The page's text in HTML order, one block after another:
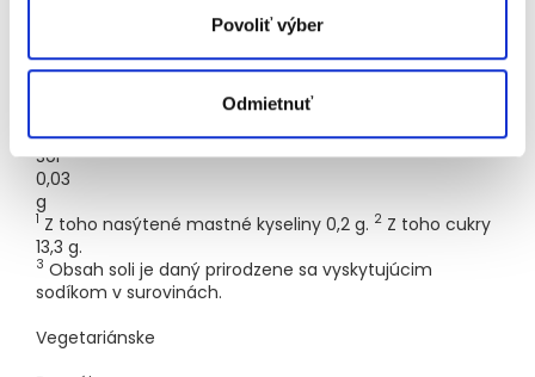
Povoliť výber
Odmietnuť
Bielkoviny
Soľ
0,03
g
1 Z toho nasýtené mastné kyseliny 0,2 g. 2 Z toho cukry
13,3 g.
3 Obsah soli je daný prirodzene sa vyskytujúcim
sodíkom v surovinách.
Vegetariánske